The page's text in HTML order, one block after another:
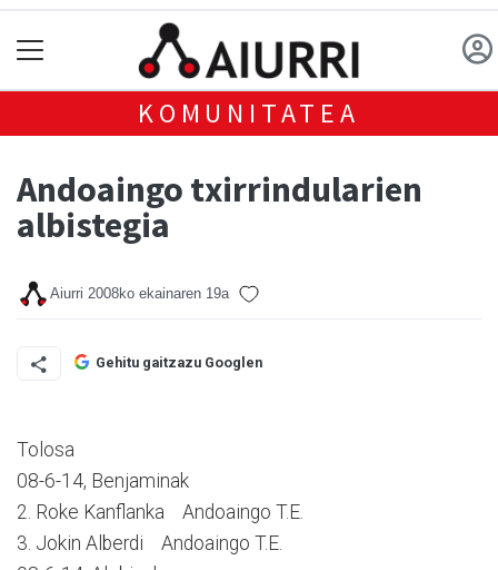
KOMUNITATEA
Andoaingo txirrindularien
albistegia
Aiurri 2008ko ekainaren 19a
Gehitu gaitzazu Googlen
Tolosa
08-6-14, Benjaminak
2. Roke Kanflanka Andoaingo T.E.
3. Jokin Alberdi Andoaingo T.E.